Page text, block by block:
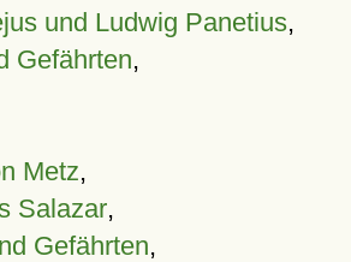
und Ludwig Panetius,
Gefährten,
Metz,
Salazar,
Gefährten,